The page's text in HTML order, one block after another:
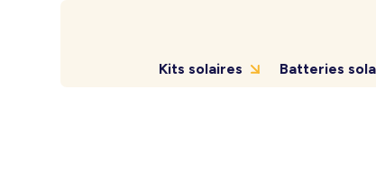
Kits solaires Batteries